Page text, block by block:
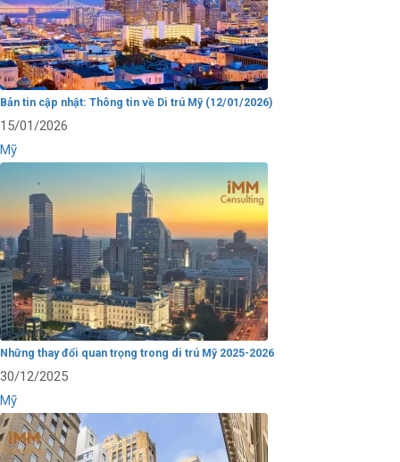
Bản tin cập nhật: Thông tin về Di trú Mỹ (12/01/2026)
15/01/2026
Mỹ
Những thay đổi quan trọng trong di trú Mỹ 2025-2026
30/12/2025
Mỹ